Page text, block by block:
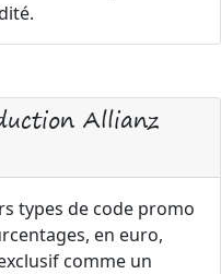
Allianz
types de code promo
en euro,
comme un